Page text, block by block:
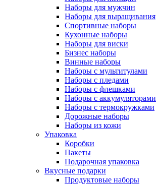
Наборы для мужчин
Наборы для выращивания
Спортивные наборы
Кухонные наборы
Наборы для виски
Бизнес наборы
Винные наборы
Наборы с мультитулами
Наборы с пледами
Наборы с флешками
Наборы с аккумуляторами
Наборы с термокружками
Дорожные наборы
Наборы из кожи
Упаковка
Коробки
Пакеты
Подарочная упаковка
Вкусные подарки
Продуктовые наборы